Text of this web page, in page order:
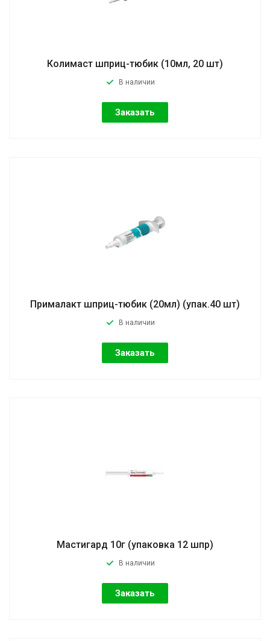
Колимаст шприц-тюбик (10мл, 20 шт)
В наличии
Заказать
Прималакт шприц-тюбик (20мл) (упак.40 шт)
В наличии
Заказать
Мастигард 10г (упаковка 12 шпр)
В наличии
Заказать